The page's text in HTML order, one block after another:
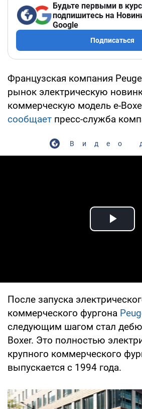
Будьте первыми в
подпишитесь на
Google
Подписаться
Французская компания
рынок электрическую
коммерческую модель e-
сообщает пресс-служба
Видео
Play
После запуска
коммерческого фургона
следующим шагом стал
Boxer. Это полностью
крупного коммерческого
выпускается с 1994 года.